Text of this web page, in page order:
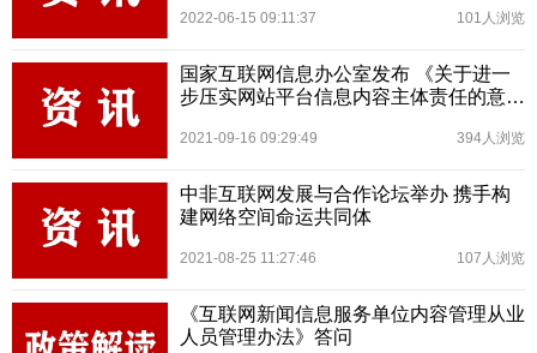
2022-06-15 09:11:37 101人浏览
国家互联网信息办公室发布 《关于进一
步压实网站平台信息内容主体责任的意
2021-09-16 09:29:49 394人浏览
中非互联网发展与合作论坛举办 携手构
建网络空间命运共同体
2021-08-25 11:27:46 107人浏览
《互联网新闻信息服务单位内容管理从业
人员管理办法》答问